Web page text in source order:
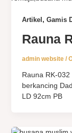
Artikel , Gamis
Rauna
admin website /
Rauna RK-
berkancing
LD 92cm PB